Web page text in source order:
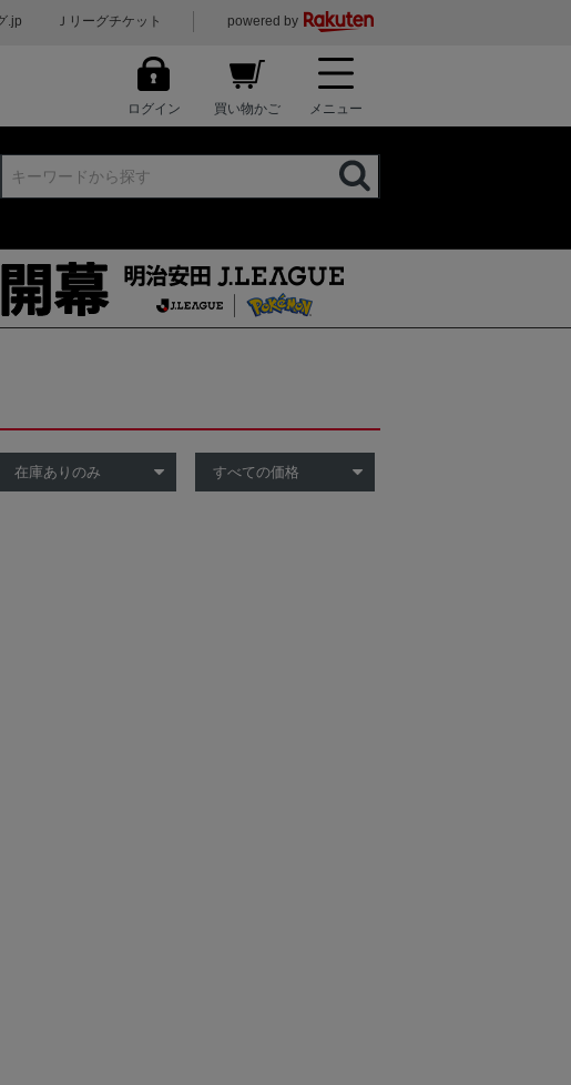
.jp Ｊリーグチケット powered by
ログイン 買い物かご メニュー